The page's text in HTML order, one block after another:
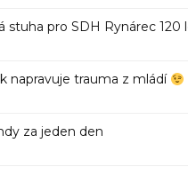
stuha pro SDH Rynárec 120
napravuje trauma z mládí
za jeden den